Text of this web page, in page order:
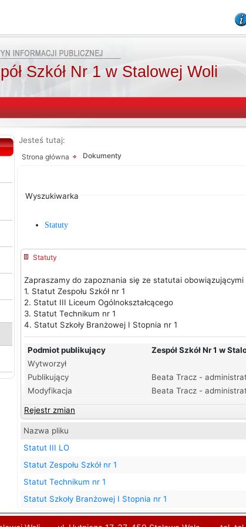
Szkół Nr 1 w Stalowej Woli
Jesteś tutaj:
Strona główna Dokumenty
Wyszukiwarka
Od: Od:
Statuty
Statuty
Zapraszamy do zapoznania się ze statutai obowiązującymi
1. Statut Zespołu Szkół nr 1
2. Statut III Liceum Ogólnokształcącego
3. Statut Technikum nr 1
4. Statut Szkoły Branżowej I Stopnia nr 1
Podmiot publikujący
Zespół Szkół Nr 1 w
Wytworzył
Publikujący
Beata Tracz -
Modyfikacja
Beata Tracz -
Rejestr zmian
Nazwa pliku
Statut III LO
Statut Zespołu Szkół nr 1
Statut Technikum nr 1
Statut Szkoły Branżowej I Stopnia nr 1